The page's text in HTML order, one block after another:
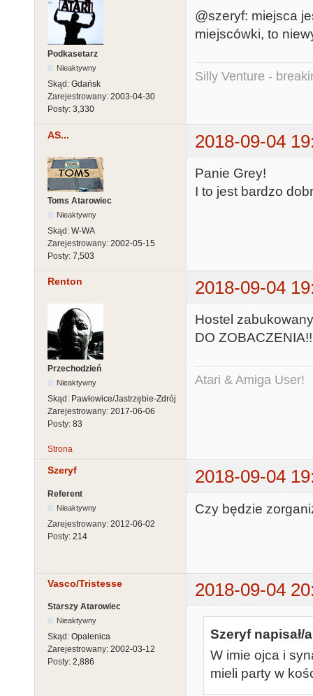
Podkasetarz
Nieaktywny
Skąd: Gdańsk
Zarejestrowany: 2003-04-30
Posty: 3,330
@szeryf: miejsca
miejscówki, to
Silly Venture -
AS... 2018-09-04
Toms Atarowiec
Nieaktywny
Skąd: W-WA
Zarejestrowany: 2002-05-15
Posty: 7,503
Panie Grey!
I to jest bardzo
Renton 2018-09-04
Przechodzień
Nieaktywny
Skąd: Pawłowice/Jastrzębie-Zdrój
Zarejestrowany: 2017-06-06
Posty: 83
Hostel
DO
Atari & Amiga User!
Strona
Szeryf 2018-09-04
Referent
Nieaktywny
Zarejestrowany: 2012-06-02
Posty: 214
Czy będzie
Vasco/Tristesse 2018-09-04
Starszy Atarowiec
Nieaktywny
Skąd: Opalenica
Zarejestrowany: 2002-03-12
Posty: 2,886
Szeryf napisał/
W imie ojca i
mieli party w